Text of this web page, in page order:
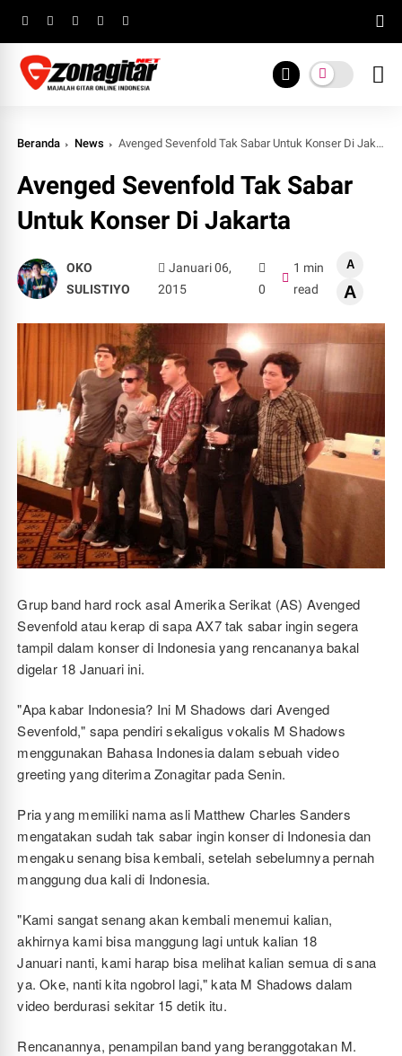
Beranda News Avenged Sevenfold Tak Sabar Untuk Konser Di Jakarta
Avenged Sevenfold Tak Sabar
Untuk Konser Di Jakarta
OKO
SULISTIYO
Januari 06,
2015
0
1 min
read
A
A
Grup band hard rock asal Amerika Serikat (AS) Avenged
Sevenfold atau kerap di sapa AX7 tak sabar ingin segera
tampil dalam konser di Indonesia yang rencananya bakal
digelar 18 Januari ini.
"Apa kabar Indonesia? Ini M Shadows dari Avenged
Sevenfold," sapa pendiri sekaligus vokalis M Shadows
menggunakan Bahasa Indonesia dalam sebuah video
greeting yang diterima Zonagitar pada Senin.
Pria yang memiliki nama asli Matthew Charles Sanders
mengatakan sudah tak sabar ingin konser di Indonesia dan
mengaku senang bisa kembali, setelah sebelumnya pernah
manggung dua kali di Indonesia.
"Kami sangat senang akan kembali menemui kalian,
akhirnya kami bisa manggung lagi untuk kalian 18
Januari nanti, kami harap bisa melihat kalian semua di sana
ya. Oke, nanti kita ngobrol lagi," kata M Shadows dalam
video berdurasi sekitar 15 detik itu.
Rencanannya, penampilan band yang beranggotakan M.